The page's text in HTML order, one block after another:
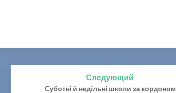
Следующий
Cуботні й недільні школи за кордоном